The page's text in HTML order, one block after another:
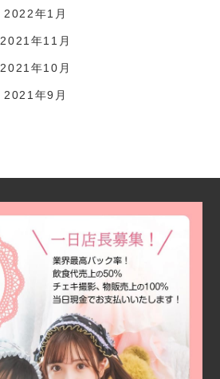
2022年1月
2021年11月
2021年10月
2021年9月